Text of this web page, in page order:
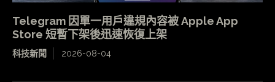
Telegram 因單一用戶違規內容被 Apple App
Store 短暫下架後迅速恢復上架
科技新聞 2026-08-04